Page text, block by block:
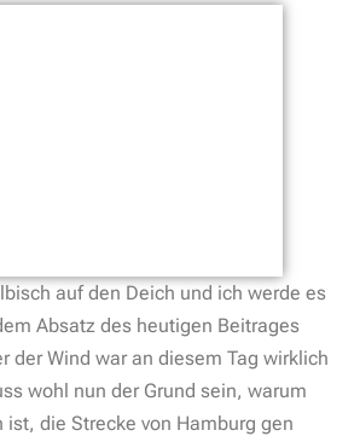
auf den Deich und ich werde es
Absatz des heutigen Beitrages
der Wind war an diesem Tag wirklich
wohl nun der Grund sein, warum
die Strecke von Hamburg gen